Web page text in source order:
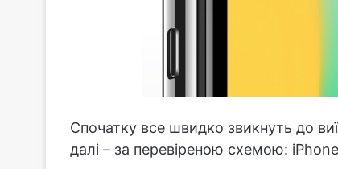
Спочатку все швидко звикнуть до
далі – за перевіреною схемою: